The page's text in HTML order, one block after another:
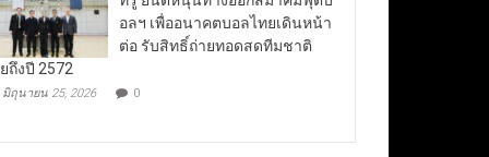
อลฯ เพื่ออนาคตบอลไทยเดินหน้า
ต่อ รับสิทธิ์ถ่ายทอดสดทีมชาติ
ถึงปี 2572
มิถุนายน 25, 2026 0